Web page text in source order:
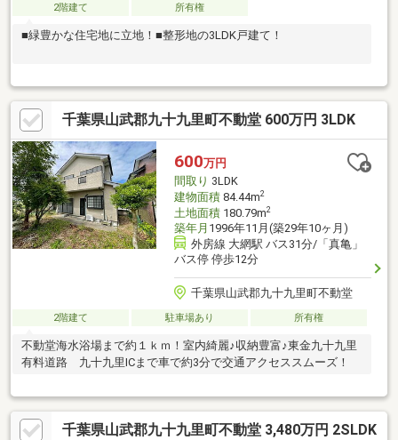
2階建て 所有権
■緑豊かな住宅地に立地！■整形地の3LDK戸建て！
千葉県山武郡九十九里町不動堂 600万円 3LDK
600万円
間取り 3LDK
建物面積84.44m2
土地面積180.79m2
築年月 1996年11月(築29年10ヶ月)
外房線 大網駅 バス31分/「真亀」
バス停 停歩12分
千葉県山武郡九十九里町不動堂
2階建て 駐車場あり 所有権
不動堂海水浴場まで約１ｋｍ！室内綺麗♪収納豊富♪東金九十九里
有料道路 九十九里ICまで車で約3分で交通アクセススムーズ！
千葉県山武郡九十九里町不動堂 3,480万円 2SLDK